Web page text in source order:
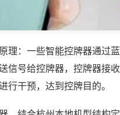
理：一些智能控牌器通过
信号给控牌器，控牌器接
行干预，达到控牌目的。